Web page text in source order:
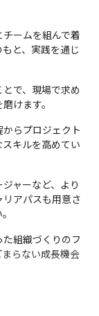
ームを組んで着
と、実践を通じ
で、現場で求め
けます。
らプロジェクト
キルを高めてい
ャーなど、より
アパスも用意さ
組織づくりのフ
らない成長機会